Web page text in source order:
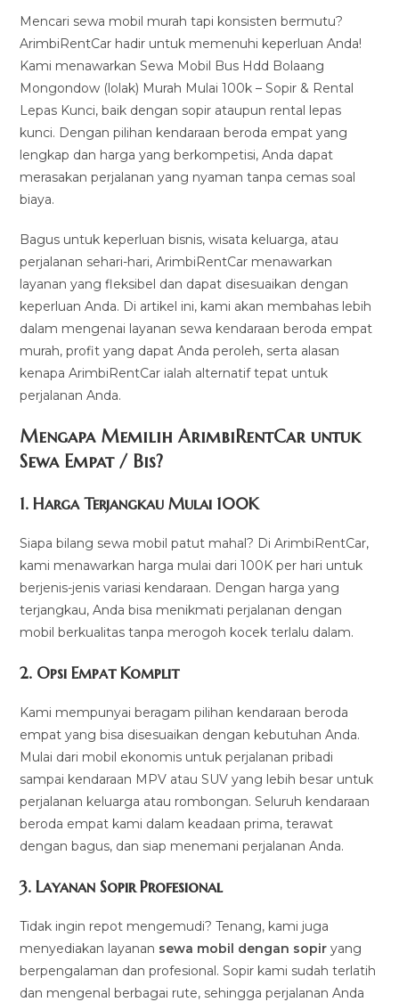
Mencari sewa mobil murah tapi konsisten bermutu?
ArimbiRentCar hadir untuk memenuhi keperluan Anda!
Kami menawarkan Sewa Mobil Bus Hdd Bolaang
Mongondow (lolak) Murah Mulai 100k – Sopir & Rental
Lepas Kunci, baik dengan sopir ataupun rental lepas
kunci. Dengan pilihan kendaraan beroda empat yang
lengkap dan harga yang berkompetisi, Anda dapat
merasakan perjalanan yang nyaman tanpa cemas soal
biaya.
Bagus untuk keperluan bisnis, wisata keluarga, atau
perjalanan sehari-hari, ArimbiRentCar menawarkan
layanan yang fleksibel dan dapat disesuaikan dengan
keperluan Anda. Di artikel ini, kami akan membahas lebih
dalam mengenai layanan sewa kendaraan beroda empat
murah, profit yang dapat Anda peroleh, serta alasan
kenapa ArimbiRentCar ialah alternatif tepat untuk
perjalanan Anda.
Mengapa Memilih ArimbiRentCar untuk
Sewa Empat / Bis?
1.Harga Terjangkau Mulai 100K
Siapa bilang sewa mobil patut mahal? Di ArimbiRentCar,
kami menawarkan harga mulai dari 100K per hari untuk
berjenis-jenis variasi kendaraan. Dengan harga yang
terjangkau, Anda bisa menikmati perjalanan dengan
mobil berkualitas tanpa merogoh kocek terlalu dalam.
2. Opsi Empat Komplit
Kami mempunyai beragam pilihan kendaraan beroda
empat yang bisa disesuaikan dengan kebutuhan Anda.
Mulai dari mobil ekonomis untuk perjalanan pribadi
sampai kendaraan MPV atau SUV yang lebih besar untuk
perjalanan keluarga atau rombongan. Seluruh kendaraan
beroda empat kami dalam keadaan prima, terawat
dengan bagus, dan siap menemani perjalanan Anda.
3.Layanan Sopir Profesional
Tidak ingin repot mengemudi? Tenang, kami juga
menyediakan layanan sewa mobil dengan sopir yang
berpengalaman dan profesional. Sopir kami sudah terlatih
dan mengenal berbagai rute, sehingga perjalanan Anda